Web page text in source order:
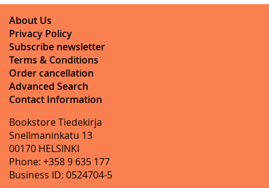
About Us
Privacy Policy
Subscribe newsletter
Terms & Conditions
Order cancellation
Advanced Search
Contact Information
Bookstore Tiedekirja
Snellmaninkatu 13
00170 HELSINKI
Phone: +358 9 635 177
Business ID: 0524704-5